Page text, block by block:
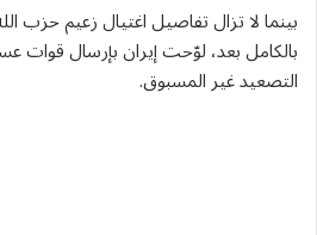
بينما لا تزال تفاصيل اغتيال زعيم
بالكامل بعد، لوّحت إيران بإرسال قوات
التصعيد غير المسبوق.